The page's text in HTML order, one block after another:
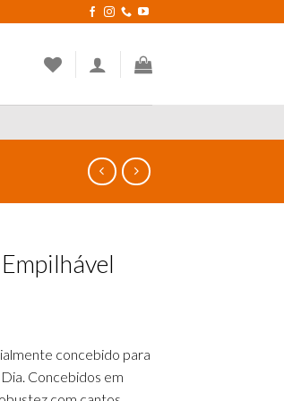
concebido para
Concebidos em